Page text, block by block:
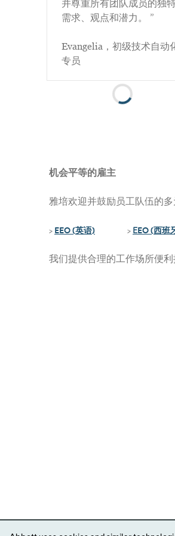
并尊重所有团队成员的独
需求、观点和潜力。 ”
Evangelia，初级技术自动
专员
机会平等的雇主
雅培欢迎并鼓励员工队伍的多
> EEO (英语) > EEO ( 西班
我们提供合理的工作场所便